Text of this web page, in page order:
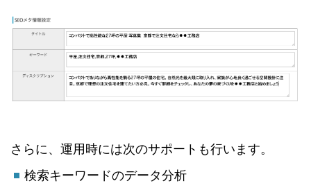
さらに、運用時には次のサポートも行います。
検索キーワードのデータ分析